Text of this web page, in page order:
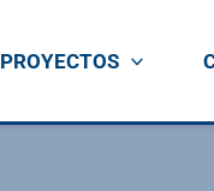
PROYECTOS